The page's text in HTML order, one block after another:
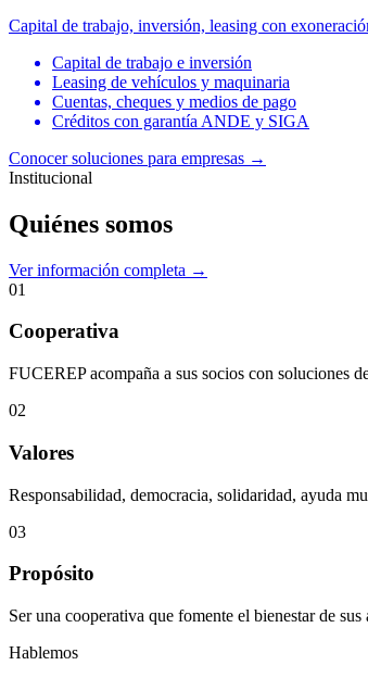
Capital de trabajo, inversión, leasing con
Capital de trabajo e inversión
Leasing de vehículos y maquinaria
Cuentas, cheques y medios de pago
Créditos con garantía ANDE y SIGA
Conocer soluciones para empresas →
Institucional
Quiénes somos
Ver información completa →
01
Cooperativa
FUCEREP acompaña a sus socios con soluciones
02
Valores
Responsabilidad, democracia, solidaridad, ayuda
03
Propósito
Ser una cooperativa que fomente el bienestar de
Hablemos